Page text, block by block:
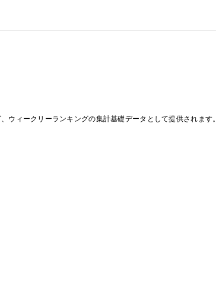
ィークリーランキングの集計基礎データとして提供されます。